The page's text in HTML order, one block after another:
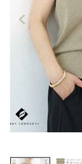
ンフレンチカ
【メール便
可/ma3】